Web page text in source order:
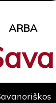
ARBA